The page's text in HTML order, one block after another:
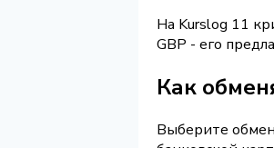
На Kurslog 11
GBP - его
Как
Выберите